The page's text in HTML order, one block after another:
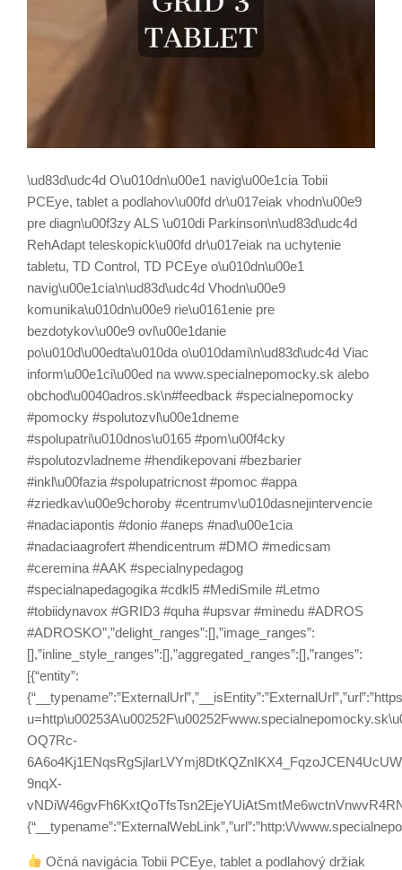
\ud83d\udc4d O\u010dn\u00e1 navig\u00e1cia Tobii
PCEye, tablet a podlahov\u00fd dr\u017eiak vhodn\u00e9
pre diagn\u00f3zy ALS \u010di Parkinson\n\ud83d\udc4d
RehAdapt teleskopick\u00fd dr\u017eiak na uchytenie
tabletu, TD Control, TD PCEye o\u010dn\u00e1
navig\u00e1cia\n\ud83d\udc4d Vhodn\u00e9
komunika\u010dn\u00e9 rie\u0161enie pre
bezdotykov\u00e9 ovl\u00e1danie
po\u010d\u00edta\u010da o\u010dami\n\ud83d\udc4d Viac
inform\u00e1ci\u00ed na www.specialnepomocky.sk alebo
obchod\u0040adros.sk\n#feedback #specialnepomocky
#pomocky #spolutozvl\u00e1dneme
#spolupatri\u010dnos\u0165 #pom\u00f4cky
#spolutozvladneme #hendikepovani #bezbarier
#inkl\u00fazia #spolupatricnost #pomoc #appa
#zriedkav\u00e9choroby #centrumv\u010dasnejintervencie
#nadaciapontis #donio #aneps #nad\u00e1cia
#nadaciaagrofert #hendicentrum #DMO #medicsam
#ceremina #AAK #specialnypedagog
#specialnapedagogika #cdkl5 #MediSmile #Letmo
#tobiidynavox #GRID3 #quha #upsvar #minedu #ADROS
#ADROSKO”,”delight_ranges”:[],”image_ranges”:
[],”inline_style_ranges”:[],”aggregated_ranges”:[],”ranges”:
[{“entity”:
OQ7Rc-
9nqX-
{“__typename”:”ExternalWebLink”,”url”:”http:\/\/
Očná navigácia Tobii PCEye, tablet a podlahový držiak